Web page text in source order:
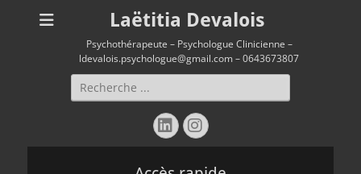
Laëtitia Devalois
Psychothérapeute – Psychologue Clinicienne –
ldevalois.psychologue@gmail.com – 0643673807
Rechercher :
Linkedin
Instagram